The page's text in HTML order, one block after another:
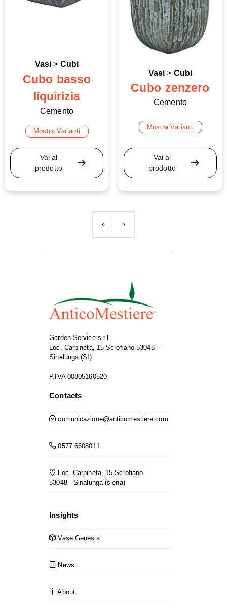
Vasi > Cubi
Cubo basso
liquirizia
Cemento
Mostra Varianti
Vai al
prodotto
arrow_right_alt
Vasi > Cubi
Cubo zenzero
Cemento
Mostra Varianti
Vai al
prodotto
arrow_right_alt
‹ ›
Garden Service s.r.l.
Loc. Carpineta, 15 Scrofiano 53048 -
Sinalunga (SI)
P.IVA 00805160520
Contacts
comunicazione@anticomestiere.com
0577 6608011
Loc. Carpineta, 15 Scrofiano
53048 - Sinalunga (siena)
Insights
Vase Genesis
News
About